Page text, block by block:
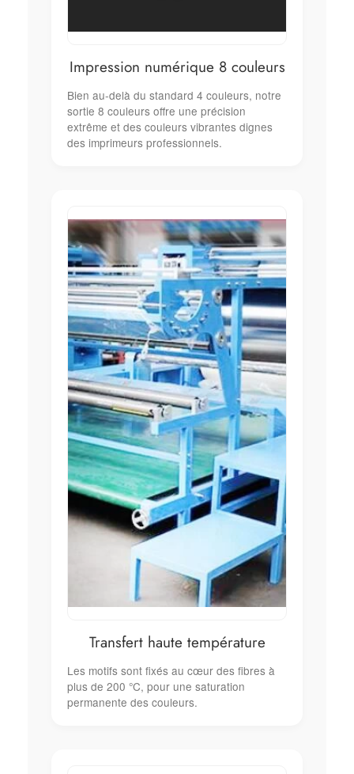
Impression numérique 8 couleurs
Bien au‑delà du standard 4 couleurs, notre
sortie 8 couleurs offre une précision
extrême et des couleurs vibrantes dignes
des imprimeurs professionnels.
Transfert haute température
Les motifs sont fixés au cœur des fibres à
plus de 200 °C, pour une saturation
permanente des couleurs.